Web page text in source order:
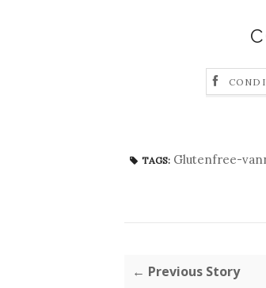
TAGS: Glutenfree-
← Previous Story